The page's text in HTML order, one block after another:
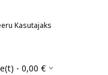
Kasutajaks
- 0,00 €